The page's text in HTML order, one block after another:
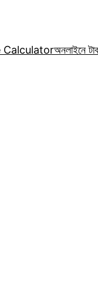
Calculatorঅনলাইনে